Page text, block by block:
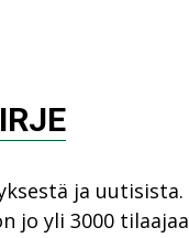
ja uutisista.
jo yli 3000